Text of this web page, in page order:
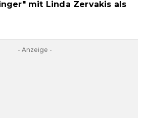
mit Linda Zervakis als
- Anzeige -